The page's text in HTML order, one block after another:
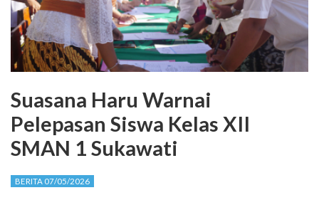
Suasana Haru Warnai
Pelepasan Siswa Kelas XII
SMAN 1 Sukawati
BERITA 07/05/2026